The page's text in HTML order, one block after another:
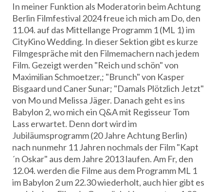
In meiner Funktion als Moderatorin beim Achtung
Berlin Filmfestival 2024 freue ich mich am Do, den
11.04. auf das Mittellange Programm 1 (ML 1) im
CityKino Wedding. In dieser Sektion gibt es kurze
Filmgespräche mit den Filmemachern nach jedem
Film. Gezeigt werden "Reich und schön" von
Maximilian Schmoetzer,; "Brunch" von Kasper
Bisgaard und Caner Sunar; "Damals Plötzlich Jetzt"
von Mo und Melissa Jäger. Danach geht es ins
Babylon 2, wo mich ein Q&A mit Regisseur Tom
Lass erwartet. Denn dort wird im
Jubiläumsprogramm (20 Jahre Achtung Berlin)
nach nunmehr 11 Jahren nochmals der Film "Kapt
´n Oskar" aus dem Jahre 2013 laufen. Am Fr, den
12.04. werden die Filme aus dem Programm ML 1
im Babylon 2 um 22.30 wiederholt, auch hier gibt es